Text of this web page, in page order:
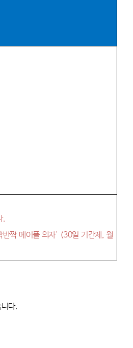
.
반짝 메이플 의자' (30일 기간제 ,월
다.